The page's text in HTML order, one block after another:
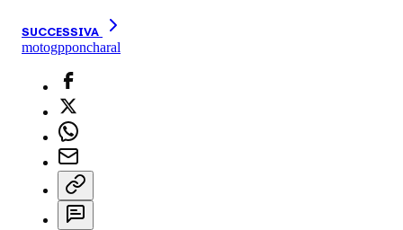
SUCCESSIVA
motogpponcharal